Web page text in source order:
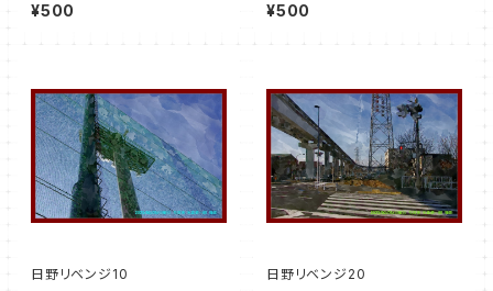
¥500 ¥500
日野リベンジ10 日野リベンジ20